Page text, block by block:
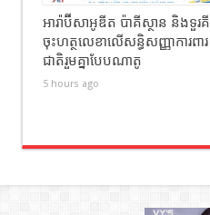
អារ៉ាប៊ីសាអូឌីត ប៉ាគីស្ថាន និងទួរគី
ចុះហត្ថលេខាលើសន្ធិសញ្ញាការពារ
ជាតិរួមគ្នាបែបណាតូ
5 hours ago